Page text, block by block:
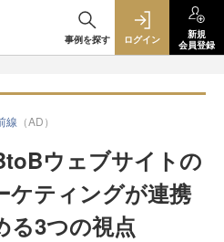
事例を探す ログイン
新規
会員登録
線 （AD）
ウェブサイトの
ティングが連携
る3つの視点